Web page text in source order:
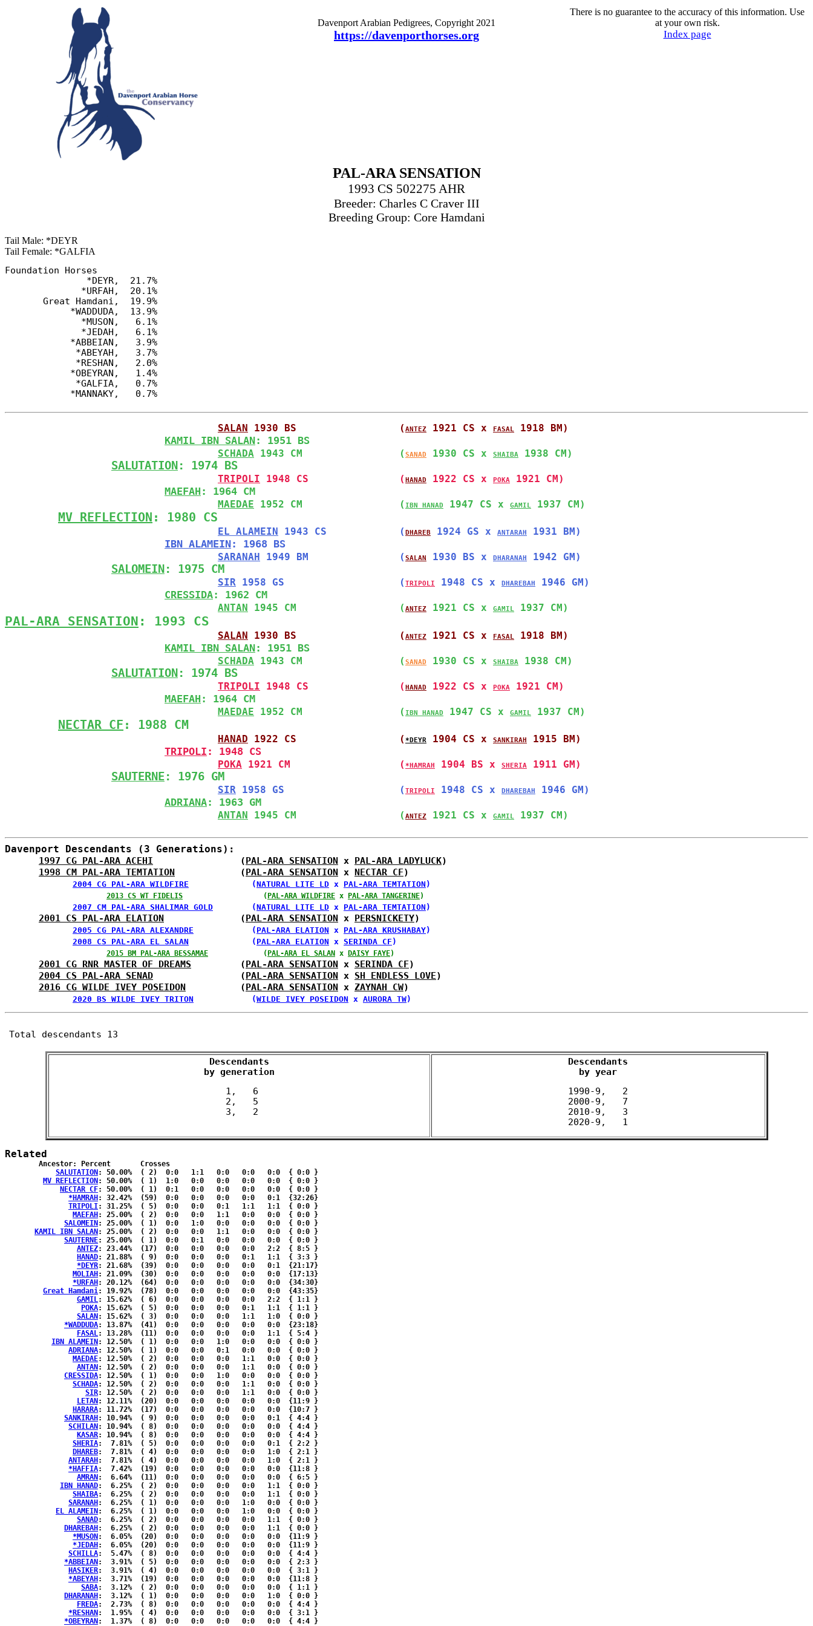
Davenport Arabian Pedigrees, Copyright 2021
https://davenporthorses.org
There is no guarantee to the accuracy of this information. Use
at your own risk.
Index page
PAL-ARA SENSATION
1993 CS 502275 AHR
Breeder: Charles C Craver III
Breeding Group: Core Hamdani
Tail Male: *DEYR
Tail Female: *GALFIA
Foundation Horses
               *DEYR,  21.7%
              *URFAH,  20.1%
       Great Hamdani,  19.9%
            *WADDUDA,  13.9%
              *MUSON,   6.1%
              *JEDAH,   6.1%
            *ABBEIAN,   3.9%
             *ABEYAH,   3.7%
             *RESHAN,   2.0%
            *OBEYRAN,   1.4%
             *GALFIA,   0.7%
SALAN 1930 BS ( ANTEZ 1921 CS x FASAL 1918 BM)
KAMIL IBN SALAN: 1951 BS
SCHADA 1943 CM ( SANAD 1930 CS x SHAIBA 1938 CM)
SALUTATION: 1974 BS
TRIPOLI 1948 CS ( HANAD 1922 CS x POKA 1921 CM)
MAEFAH : 1964 CM
MAEDAE 1952 CM ( IBN HANAD 1947 CS x GAMIL 1937 CM)
MV REFLECTION : 1980 CS
EL ALAMEIN 1943 CS ( DHAREB 1924 GS x ANTARAH 1931 BM)
IBN ALAMEIN: 1968 BS
SARANAH 1949 BM ( SALAN 1930 BS x DHARANAH 1942 GM)
SALOMEIN: 1975 CM
SIR 1958 GS ( TRIPOLI 1948 CS x DHAREBAH 1946 GM)
CRESSIDA: 1962 CM
ANTAN 1945 CM ( ANTEZ 1921 CS x GAMIL 1937 CM)
PAL-ARA SENSATION : 1993 CS
SALAN 1930 BS ( ANTEZ 1921 CS x FASAL 1918 BM)
KAMIL IBN SALAN: 1951 BS
SCHADA 1943 CM ( SANAD 1930 CS x SHAIBA 1938 CM)
SALUTATION: 1974 BS
TRIPOLI 1948 CS ( HANAD 1922 CS x POKA 1921 CM)
MAEFAH : 1964 CM
MAEDAE 1952 CM ( IBN HANAD 1947 CS x GAMIL 1937 CM)
NECTAR CF : 1988 CM
HANAD 1922 CS ( *DEYR 1904 CS x SANKIRAH 1915 BM)
TRIPOLI : 1948 CS
POKA 1921 CM ( *HAMRAH 1904 BS x SHERIA 1911 GM)
SAUTERNE: 1976 GM
SIR 1958 GS ( TRIPOLI 1948 CS x DHAREBAH 1946 GM)
ADRIANA: 1963 GM
ANTAN 1945 CM ( ANTEZ 1921 CS x GAMIL 1937 CM)
Davenport Descendants (3 Generations):
1997 CG PAL-ARA ACEHI
                (
PAL-ARA SENSATION x PAL-ARA LADYLUCK)
1998 CM PAL-ARA TEMTATION
            (
PAL-ARA SENSATION x NECTAR CF)
2004 CG PAL-ARA WILDFIRE
             (
NATURAL LITE LD x PAL-ARA TEMTATION )
2013 CS WT FIDELIS
                   (
PAL-ARA WILDFIRE x PAL-ARA TANGERINE)
2007 CM PAL-ARA SHALIMAR GOLD
        (
NATURAL LITE LD x PAL-ARA TEMTATION )
2001 CS PAL-ARA ELATION
              (
PAL-ARA SENSATION x PERSNICKETY)
2005 CG PAL-ARA ALEXANDRE
            (
PAL-ARA ELATION x PAL-ARA KRUSHABAY)
2008 CS PAL-ARA EL SALAN
             (
PAL-ARA ELATION x SERINDA CF )
2015 BM PAL-ARA BESSAMAE
             (
PAL-ARA EL SALAN x DAISY FAYE)
2001 CG RNR MASTER OF DREAMS
         (
PAL-ARA SENSATION x SERINDA CF)
2004 CS PAL-ARA SENAD
                (
PAL-ARA SENSATION x SH ENDLESS LOVE)
2016 CG WILDE IVEY POSEIDON
          (
PAL-ARA SENSATION x ZAYNAH CW)
2020 BS WILDE IVEY TRITON
            (
WILDE IVEY POSEIDON x AURORA TW)
Total descendants 13
Descendants
by generation
1,   6
2,   5
Descendants
by year
1990-9,   2
2000-9,   7
2010-9,   3
Related
SALUTATION : 50.00%	( 2)  0:0   1:1   0:0   0:0   0:0  { 0:0 }
MV REFLECTION : 50.00%	( 1)  1:0   0:0   0:0   0:0   0:0  { 0:0 }
NECTAR CF: 50.00%	( 1)  0:1   0:0   0:0   0:0   0:0  { 0:0 }
*HAMRAH : 32.42%	(59)  0:0   0:0   0:0   0:0   0:1  {32:26}
TRIPOLI: 31.25%	( 5)  0:0   0:0   0:1   1:1   1:1  { 0:0 }
MAEFAH : 25.00%	( 2)  0:0   0:0   1:1   0:0   0:0  { 0:0 }
SALOMEIN : 25.00%	( 1)  0:0   1:0   0:0   0:0   0:0  { 0:0 }
KAMIL IBN SALAN : 25.00%	( 2)  0:0   0:0   1:1   0:0   0:0  { 0:0 }
SAUTERNE: 25.00%	( 1)  0:0   0:1   0:0   0:0   0:0  { 0:0 }
ANTEZ: 23.44%	(17)  0:0   0:0   0:0   0:0   2:2  { 8:5 }
HANAD: 21.88%	( 9)  0:0   0:0   0:0   0:1   1:1  { 3:3 }
*DEYR: 21.68%	(39)  0:0   0:0   0:0   0:0   0:1  {21:17}
MOLIAH : 21.09%	(30)  0:0   0:0   0:0   0:0   0:0  {17:13}
*URFAH : 20.12%	(64)  0:0   0:0   0:0   0:0   0:0  {34:30}
Great Hamdani: 19.92%	(78)  0:0   0:0   0:0   0:0   0:0  {43:35}
GAMIL: 15.62%	( 6)  0:0   0:0   0:0   0:0   2:2  { 1:1 }
POKA: 15.62%	( 5)  0:0   0:0   0:0   0:1   1:1  { 1:1 }
SALAN : 15.62%	( 3)  0:0   0:0   0:0   1:1   1:0  { 0:0 }
*WADDUDA: 13.87%	(41)  0:0   0:0   0:0   0:0   0:0  {23:18}
FASAL: 13.28%	(11)  0:0   0:0   0:0   0:0   1:1  { 5:4 }
IBN ALAMEIN : 12.50%	( 1)  0:0   0:0   1:0   0:0   0:0  { 0:0 }
ADRIANA: 12.50%	( 1)  0:0   0:0   0:1   0:0   0:0  { 0:0 }
MAEDAE: 12.50%	( 2)  0:0   0:0   0:0   1:1   0:0  { 0:0 }
ANTAN : 12.50%	( 2)  0:0   0:0   0:0   1:1   0:0  { 0:0 }
CRESSIDA: 12.50%	( 1)  0:0   0:0   1:0   0:0   0:0  { 0:0 }
SCHADA: 12.50%	( 2)  0:0   0:0   0:0   1:1   0:0  { 0:0 }
SIR: 12.50%	( 2)  0:0   0:0   0:0   1:1   0:0  { 0:0 }
LETAN : 12.11%	(20)  0:0   0:0   0:0   0:0   0:0  {11:9 }
HARARA: 11.72%	(17)  0:0   0:0   0:0   0:0   0:0  {10:7 }
SANKIRAH : 10.94%	( 9)  0:0   0:0   0:0   0:0   0:1  { 4:4 }
SCHILAN : 10.94%	( 8)  0:0   0:0   0:0   0:0   0:0  { 4:4 }
KASAR: 10.94%	( 8)  0:0   0:0   0:0   0:0   0:0  { 4:4 }
SHERIA:  7.81%	( 5)  0:0   0:0   0:0   0:0   0:1  { 2:2 }
DHAREB:  7.81%	( 4)  0:0   0:0   0:0   0:0   1:0  { 2:1 }
ANTARAH :  7.81%	( 4)  0:0   0:0   0:0   0:0   1:0  { 2:1 }
*HAFFIA:  7.42%	(19)  0:0   0:0   0:0   0:0   0:0  {11:8 }
AMRAN :  6.64%	(11)  0:0   0:0   0:0   0:0   0:0  { 6:5 }
IBN HANAD:  6.25%	( 2)  0:0   0:0   0:0   0:0   1:1  { 0:0 }
SHAIBA:  6.25%	( 2)  0:0   0:0   0:0   0:0   1:1  { 0:0 }
SARANAH :  6.25%	( 1)  0:0   0:0   0:0   1:0   0:0  { 0:0 }
EL ALAMEIN :  6.25%	( 1)  0:0   0:0   0:0   1:0   0:0  { 0:0 }
SANAD:  6.25%	( 2)  0:0   0:0   0:0   0:0   1:1  { 0:0 }
DHAREBAH :  6.25%	( 2)  0:0   0:0   0:0   0:0   1:1  { 0:0 }
*MUSON :  6.05%	(20)  0:0   0:0   0:0   0:0   0:0  {11:9 }
*JEDAH :  6.05%	(20)  0:0   0:0   0:0   0:0   0:0  {11:9 }
SCHILLA:  5.47%	( 8)  0:0   0:0   0:0   0:0   0:0  { 4:4 }
*ABBEIAN :  3.91%	( 5)  0:0   0:0   0:0   0:0   0:0  { 2:3 }
HASIKER:  3.91%	( 4)  0:0   0:0   0:0   0:0   0:0  { 3:1 }
*ABEYAH :  3.71%	(19)  0:0   0:0   0:0   0:0   0:0  {11:8 }
SABA:  3.12%	( 2)  0:0   0:0   0:0   0:0   0:0  { 1:1 }
DHARANAH :  3.12%	( 1)  0:0   0:0   0:0   0:0   1:0  { 0:0 }
FREDA:  2.73%	( 8)  0:0   0:0   0:0   0:0   0:0  { 4:4 }
*RESHAN :  1.95%	( 4)  0:0   0:0   0:0   0:0   0:0  { 3:1 }
*OBEYRAN :  1.37%	( 8)  0:0   0:0   0:0   0:0   0:0  { 4:4 }